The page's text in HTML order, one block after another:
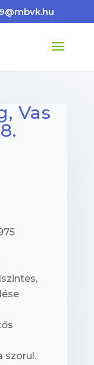
Vas
szorul.